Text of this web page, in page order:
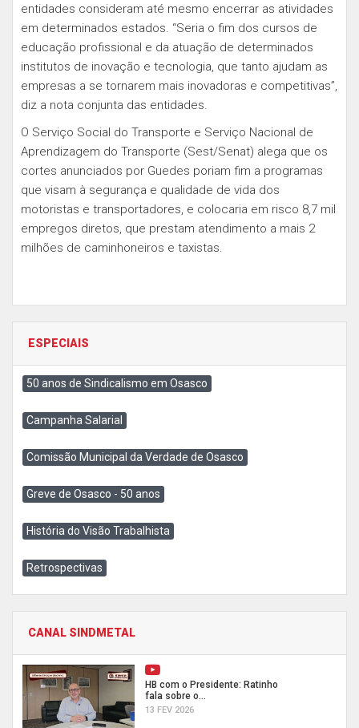
entidades consideram até mesmo encerrar as atividades
em determinados estados. “Seria o fim dos cursos de
educação profissional e da atuação de determinados
institutos de inovação e tecnologia, que tanto ajudam as
empresas a se tornarem mais inovadoras e competitivas”,
diz a nota conjunta das entidades.
O Serviço Social do Transporte e Serviço Nacional de
Aprendizagem do Transporte (Sest/Senat) alega que os
cortes anunciados por Guedes poriam fim a programas
que visam à segurança e qualidade de vida dos
motoristas e transportadores, e colocaria em risco 8,7 mil
empregos diretos, que prestam atendimento a mais 2
milhões de caminhoneiros e taxistas.
ESPECIAIS
50 anos de Sindicalismo em Osasco
Campanha Salarial
Comissão Municipal da Verdade de Osasco
Greve de Osasco - 50 anos
História do Visão Trabalhista
Retrospectivas
CANAL SINDMETAL
HB com o Presidente: Ratinho
fala sobre o...
13 FEV 2026